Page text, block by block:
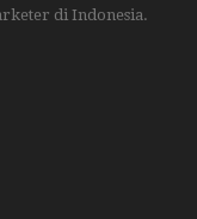
di Indonesia.